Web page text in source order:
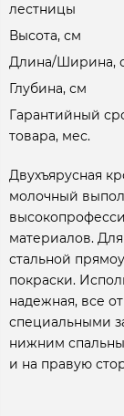
лестницы
Высота, см
Длина/Ширина,
Глубина, см
Гарантийный
товара, мес.
Двухъярусная
молочный
материалов. Для
стальной
покраски.
надежная, все
специальными
нижним
и на правую